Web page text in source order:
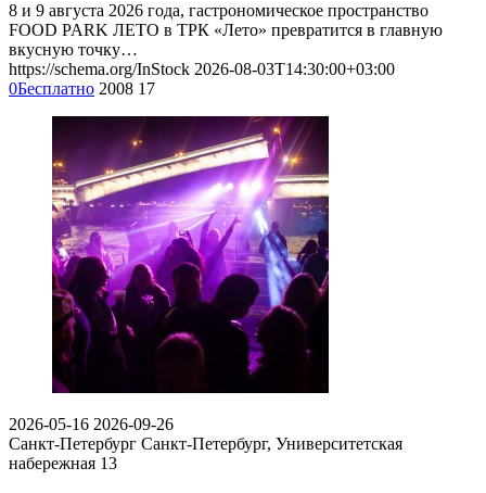
8 и 9 августа 2026 года, гастрономическое пространство
FOOD PARK ЛЕТО в ТРК «Лето» превратится в главную
вкусную точку…
https://schema.org/InStock 2026-08-03T14:30:00+03:00
0Бесплатно 2008 17
2026-05-16 2026-09-26
Санкт-Петербург Санкт-Петербург, Университетская
набережная 13